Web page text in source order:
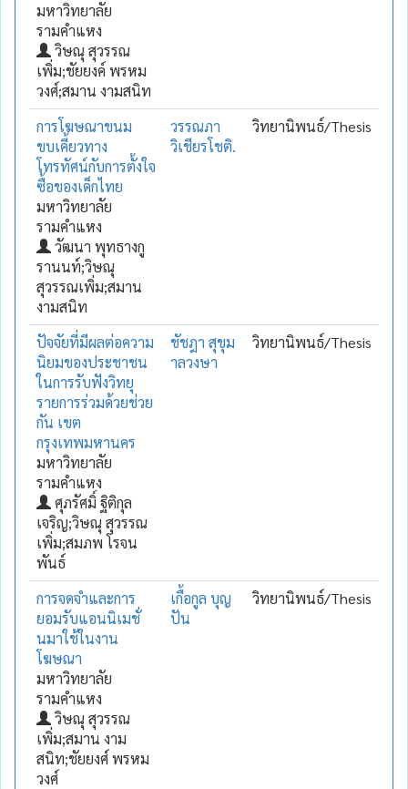
มหาวิทยาลัย
รามคำแหง
วิษณุ สุวรรณ
เพิ่ม;ชัยยงค์ พรหม
วงศ์;สมาน งามสนิท
การโฆษณาขนม
ขบเคี้ยวทาง
โทรทัศน์กับการตั้งใจ
ซื้อของเด็กไทย
มหาวิทยาลัย
รามคำแหง
วัฒนา พุทธางกู
รานนท์;วิษณุ
สุวรรณเพิ่ม;สมาน
งามสนิท
วรรณภา
วิเชียรโชติ.
วิทยานิพนธ์/Thesis
ปัจจัยที่มีผลต่อความ
นิยมของประชาชน
ในการรับฟังวิทยุ
รายการร่วมด้วยช่วย
กัน เขต
กรุงเทพมหานคร
มหาวิทยาลัย
รามคำแหง
ศุภรัศมิ์ ฐิติกุล
เจริญ;วิษณุ สุวรรณ
เพิ่ม;สมภพ โรจน
พันธ์
ชัชฎา สุขุม
าลวงษา
วิทยานิพนธ์/Thesis
การจดจำและการ
ยอมรับแอนนิเมชั่
นมาใช้ในงาน
โฆษณา
มหาวิทยาลัย
รามคำแหง
วิษณุ สุวรรณ
เพิ่ม;สมาน งาม
สนิท;ชัยยงศ์ พรหม
วงศ์
เกื้อกูล บุญ
ปัน
วิทยานิพนธ์/Thesis